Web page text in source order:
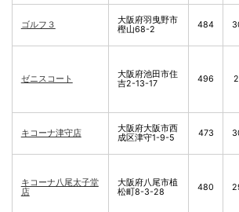
ゴルフ３
大阪府羽曳野市
樫山68-2
484
ゼニスコート
大阪府池田市住
吉2-13-17
496
キコーナ津守店
大阪府大阪市西
成区津守1-9-5
473
キコーナ八尾太子堂
店
大阪府八尾市植
松町8-3-28
480